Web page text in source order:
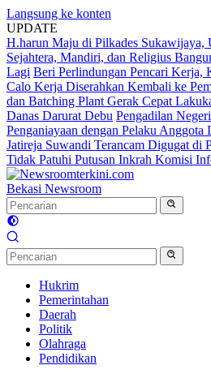
Langsung ke konten
UPDATE
H.harun Maju di Pilkades Sukawijaya,
Sejahtera, Mandiri, dan Religius
Lagi Beri Perlindungan Pencari Kerja,
Calo Kerja Diserahkan Kembali ke
dan Batching Plant Gerak Cepat
Danas Darurat Debu Pengadilan
Penganiayaan dengan Pelaku
Jatireja Suwandi Terancam Digugat di
Tidak Patuhi Putusan Inkrah Komisi
Bekasi Newsroom
Hukrim
Pemerintahan
Daerah
Politik
Olahraga
Pendidikan